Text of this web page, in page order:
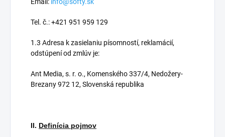
Tel. č.: +421 951 959 129
1.3 Adresa k zasielaniu písomností, reklamácií,
odstúpení od zmlúv je:
Ant Media, s. r. o., Komenského 337/4, Nedožery-
Brezany 972 12, Slovenská republika
II. Definícia pojmov